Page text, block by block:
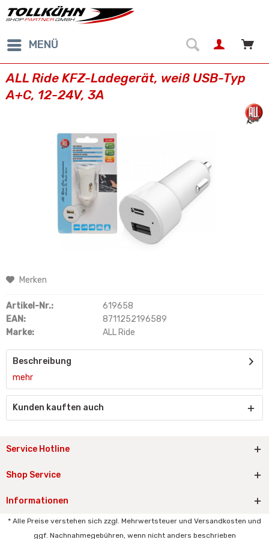
MENÜ
ALL Ride KFZ-Ladegerät, weiß USB-Typ
A+C, 12-24V, 3A
Merken
Artikel-Nr.:
619658
EAN:
8711252196589
Marke:
ALL Ride
Beschreibung
mehr
Kunden kauften auch
Service Hotline
Shop Service
Informationen
* Alle Preise verstehen sich zzgl. Mehrwertsteuer und Versandkosten und
ggf. Nachnahmegebühren, wenn nicht anders beschrieben